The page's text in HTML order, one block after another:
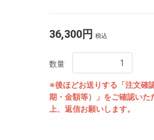
36,300円 税込
数量
※後ほどお送りする「注文確
期・金額等）」をご確認いた
上、返信お願いします。